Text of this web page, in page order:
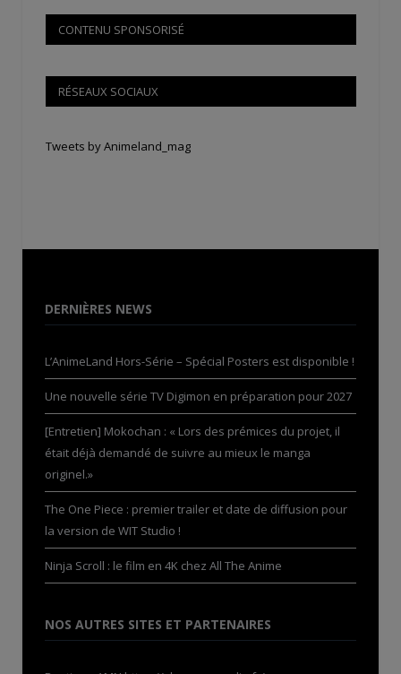
CONTENU SPONSORISÉ
RÉSEAUX SOCIAUX
Tweets by Animeland_mag
DERNIÈRES NEWS
L’AnimeLand Hors-Série – Spécial Posters est disponible !
Une nouvelle série TV Digimon en préparation pour 2027
[Entretien] Mokochan : « Lors des prémices du projet, il
était déjà demandé de suivre au mieux le manga
originel.»
The One Piece : premier trailer et date de diffusion pour
la version de WIT Studio !
Ninja Scroll : le film en 4K chez All The Anime
NOS AUTRES SITES ET PARTENAIRES